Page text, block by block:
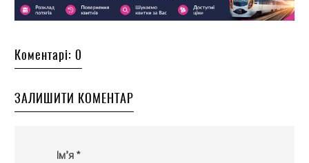
Коментарі: 0
ЗАЛИШИТИ КОМЕНТАР
Ім’я *